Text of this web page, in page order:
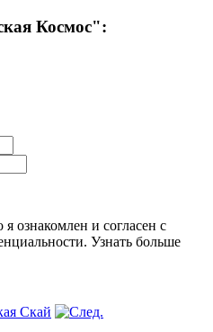
Космос":
ознакомлен и согласен с
Узнать больше
Скай